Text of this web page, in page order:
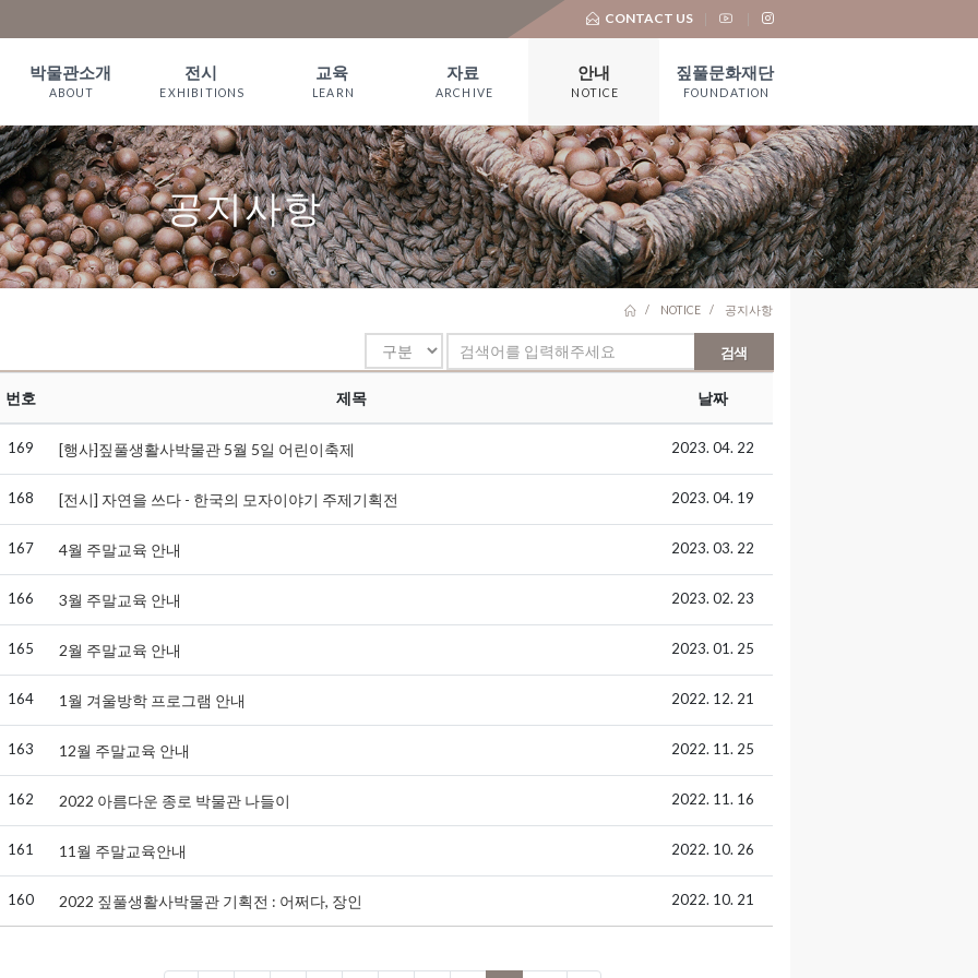
CONTACT US
박물관소개
ABOUT
인사말
WELCOME
짚풀문화 이야
기
관람안내
전시
EXHIBITIONS
상설전시
기획전시
온라인전시
교육
LEARN
짚풀 프로그램
체험예약
예약확인
자료
ARCHIVE
소장품
서 적
안내
NOTICE
공지사항
언론보도
대 관
유물기증
짚풀문화재단
FOUNDATION
재단 소개
기부금 모금 및
활용실적
공지사항
NOTICE 공지사항
검색
번호 제목 날짜
169 [행사]짚풀생활사박물관 5월 5일 어린이축제 2023. 04. 22
168 [전시] 자연을 쓰다 - 한국의 모자이야기 주제기획전 2023. 04. 19
167 4월 주말교육 안내 2023. 03. 22
166 3월 주말교육 안내 2023. 02. 23
165 2월 주말교육 안내 2023. 01. 25
164 1월 겨울방학 프로그램 안내 2022. 12. 21
163 12월 주말교육 안내 2022. 11. 25
162 2022 아름다운 종로 박물관 나들이 2022. 11. 16
161 11월 주말교육안내 2022. 10. 26
160 2022 짚풀생활사박물관 기획전 : 어쩌다, 장인 2022. 10. 21